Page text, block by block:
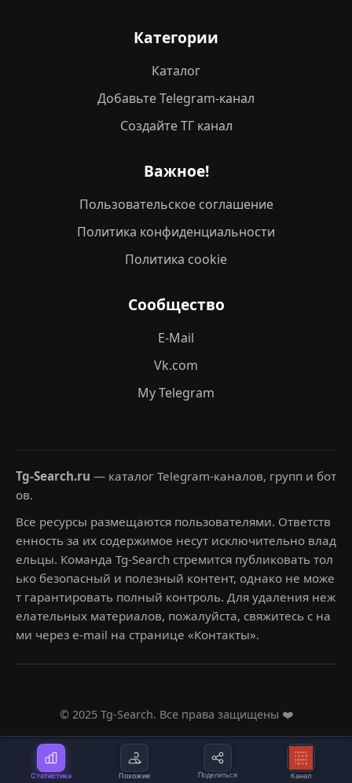
Статистика Похожие Поделиться Канал
Категории
Каталог
Добавьте Telegram-канал
Создайте ТГ канал
Важное!
Пользовательское соглашение
Политика конфиденциальности
Политика cookie
Сообщество
E-Mail
Vk.com
My Telegram
Tg-Search.ru — каталог Telegram-каналов, групп и бот
ов.
Все ресурсы размещаются пользователями. Ответств
енность за их содержимое несут исключительно влад
ельцы. Команда Tg-Search стремится публиковать тол
ько безопасный и полезный контент, однако не може
т гарантировать полный контроль. Для удаления неж
елательных материалов, пожалуйста, свяжитесь с на
ми через e-mail на странице «Контакты».
© 2025 Tg-Search. Все права защищены ❤️